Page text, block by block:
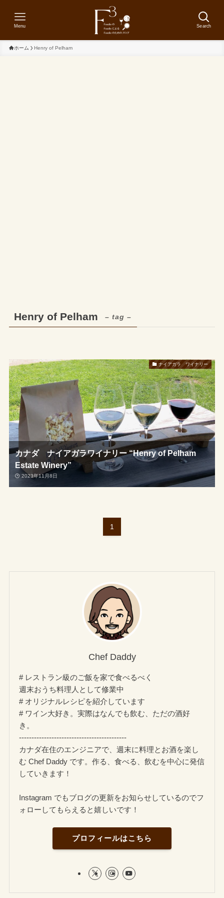
Search
Menu
ホーム Henry of Pelham
Henry of Pelham – tag –
ナイアガラ ワイナリー
カナダ ナイアガラワイナリー “Henry of Pelham
Estate Winery”
2023年11月8日
1
Chef Daddy
# レストラン級のご飯を家で食べるべく
週末おうち料理人として修業中
# オリジナルレシピを紹介しています
# ワイン大好き。実際はなんでも飲む、ただの酒好
き。
-------------------------------------------
カナダ在住のエンジニアで、週末に料理とお酒を楽し
む Chef Daddy です。作る、食べる、飲むを中心に発信
していきます！
Instagram でもブログの更新をお知らせしているのでフ
ォローしてもらえると嬉しいです！
プロフィールはこちら